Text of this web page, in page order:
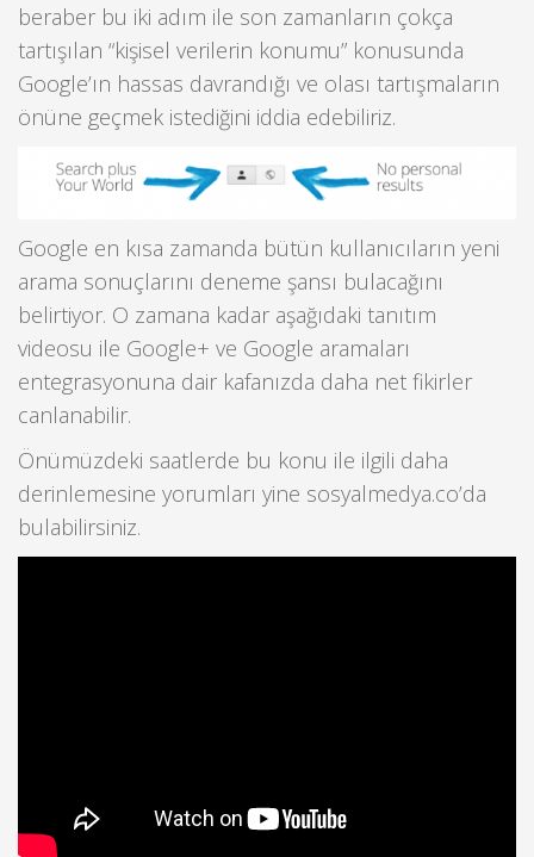
beraber bu iki adım ile son zamanların çokça
tartışılan “kişisel verilerin konumu” konusunda
Google’ın hassas davrandığı ve olası tartışmaların
önüne geçmek istediğini iddia edebiliriz.
Google en kısa zamanda bütün kullanıcıların yeni
arama sonuçlarını deneme şansı bulacağını
belirtiyor. O zamana kadar aşağıdaki tanıtım
videosu ile Google+ ve Google aramaları
entegrasyonuna dair kafanızda daha net fikirler
canlanabilir.
Önümüzdeki saatlerde bu konu ile ilgili daha
derinlemesine yorumları yine sosyalmedya.co’da
bulabilirsiniz.